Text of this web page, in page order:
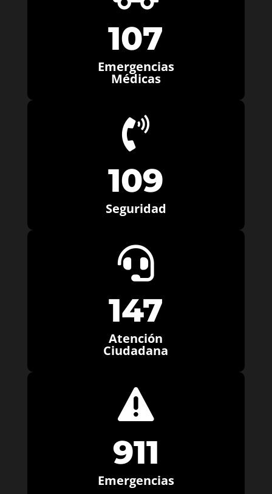
107
Emergencias
Médicas

109
Seguridad

147
Atención
Ciudadana

911
Emergencias